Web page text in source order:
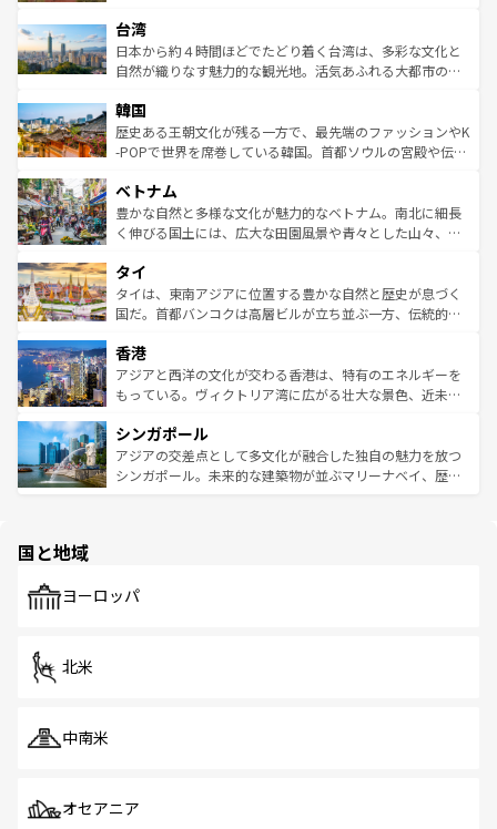
ならではの贅沢な旅のスタイルだ。 なお、新着のアメリカ
情報はコンテンツ一覧を参照してほしい。
れるおもてなしの心で訪れる人々を迎えてくれるハワイの
人々、おいしいローカルフードやハワイアンミュージッ
ク、伝統的なフラダンスなど、すべてがハワイの魅力を彩
ワイを、存分に味わってほしい。 なお、新着のハワイ情報
はコンテンツ一覧を参照してほしい。
リアリーフや大陸中央部にそびえるウルル（エアーズロッ
ク）、タスマニアの美しい原生林やケアンズの熱帯雨林な
ど、見どころがたくさん。また、カフェやワイン、オージ
いる。アクティビティも充実しており、サーフィンやダイ
ビング、ハイキングなど、アウトドア好きにはたまらな
い。オーストラリアの多彩な魅力を存分に味わいつくそ
参照してほしい。
台湾
日本から約４時間ほどでたどり着く台湾は、多彩な文化と
自然が織りなす魅力的な観光地。活気あふれる大都市の台
ン）、静ひつな山岳地帯である台湾東部など、都市の喧騒
と山間の静けさが共存しており、訪れる人に新しい発見と
驚きをもたらしてくれる。また、奥深い台湾の食文化も魅
容にもいいと評判のスイーツなど、バラエティ豊かな料理
が味わえる。 なお、新着の台湾情報は コンテンツ一覧を参
照してほしい。
韓国
歴史ある王朝文化が残る一方で、最先端のファッションやK
-POPで世界を席巻している韓国。首都ソウルの宮殿や伝統
き、地方に足を延ばせば四季折々の自然美を楽しむことが
できる。そして、キムチや焼肉、絶品のストリートフード
まで、さまざまな韓国料理が待っている。夜には、韓国な
リティに包まれながら、韓国の多彩な魅力を心ゆくまで味
わってみてほしい。 なお、新着の韓国情報はコンテンツ一
覧を参照してほしい。
ベトナム
豊かな自然と多様な文化が魅力的なベトナム。南北に細長
く伸びる国土には、広大な田園風景や青々とした山々、世
急速な発展と共に伝統が息づく。ハノイの古い町並みやホ
ーチミン市のフランス統治時代の建物も、独特の雰囲気を
醸し出している。また、バラエティの豊かさとおいしさで
とつ。フォーやバインミー、ベトナムコーヒーなどは、ぜ
ひ現地で味わいたい。どの地域を訪れてもあたたかい人々
が旅行者を迎えてくれるので、きっと忘れられない旅にな
参照してほしい。
タイ
タイは、東南アジアに位置する豊かな自然と歴史が息づく
国だ。首都バンコクは高層ビルが立ち並ぶ一方、伝統的な
の活気が交差している。北部ではチェンマイなどの山岳地
帯で自然と触れ合い、南部ではプーケットやクラビの美し
いビーチでリゾート気分を楽しむことができる。タイ料理
激する。気候は一年中温暖で、どの季節にも異なる楽しみ
が待っている。親しみやすいタイの人々、仏教を中心とし
た文化、そして多様な観光資源が、訪れる旅人を魅了し続
香港
アジアと西洋の文化が交わる香港は、特有のエネルギーを
もっている。ヴィクトリア湾に広がる壮大な景色、近未来
み、どこを訪れても感動するはず。観光スポットが密集し
ており、効率よく見どころを回れるのも魅力。息をのむよ
うな絶景から文化的な体験まで、香港を存分に楽しみ尽く
シンガポール
アジアの交差点として多文化が融合した独自の魅力を放つ
シンガポール。未来的な建築物が並ぶマリーナベイ、歴史
で、ホーカーズは地元の風情を楽しめる外せないスポット
国と地域
ヨーロッパ
北米
中南米
オセアニア